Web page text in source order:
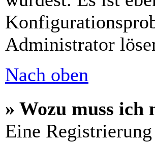
Administrator
Nach oben
» Wozu muss
Eine